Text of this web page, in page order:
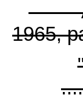
Art.
1965,